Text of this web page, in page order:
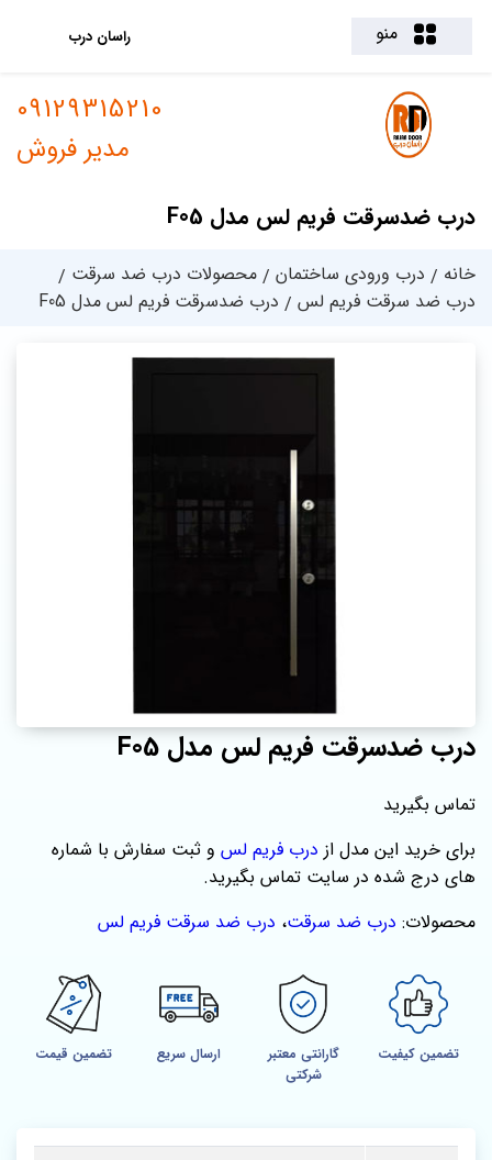
منو راسان درب
درب ضدسرقت فریم لس مدل F05
09129315210
مدیر فروش
خانه درب ورودی ساختمان
محصولات درب ضد سرقت
درب ضد سرقت فریم لس
درب ضدسرقت فریم لس مدل F05
درب ضدسرقت فریم لس مدل F05
تماس بگیرید
برای خرید این مدل از درب فریم لس و ثبت سفارش با شماره‌
های درج شده در سایت تماس بگیرید.
محصولات: درب ضد سرقت، درب ضد سرقت فریم لس
تضمین کیفیت
گارانتی معتبر
شرکتی
ارسال سریع تضمین قیمت